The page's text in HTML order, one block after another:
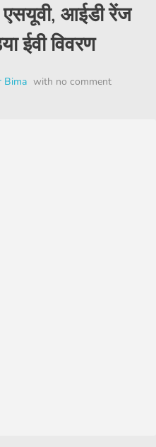
आईडी रेंज
ईवी विवरण
Bima with no comment